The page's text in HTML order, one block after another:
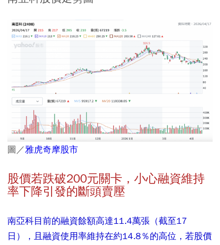
圖／雅虎奇摩股市
股價若跌破200元關卡，小心融資維持
率下降引發的斷頭賣壓
南亞科目前的融資餘額高達11.4萬張（截至17
日），且融資使用率維持在約14.8％的高位，若股價